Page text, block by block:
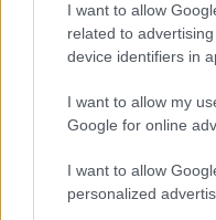
I want to allow
related to
device identifiers in
I want to allow my
Google for online
I want to allow
personalized
Az